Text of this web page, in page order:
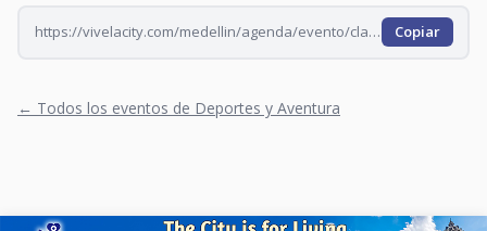
https://vivelacity.com/medellin/agenda/evento/clase-de-rumba-en-oviedo-domingo-2026-08-09 Copiar
← Todos los eventos de Deportes y Aventura